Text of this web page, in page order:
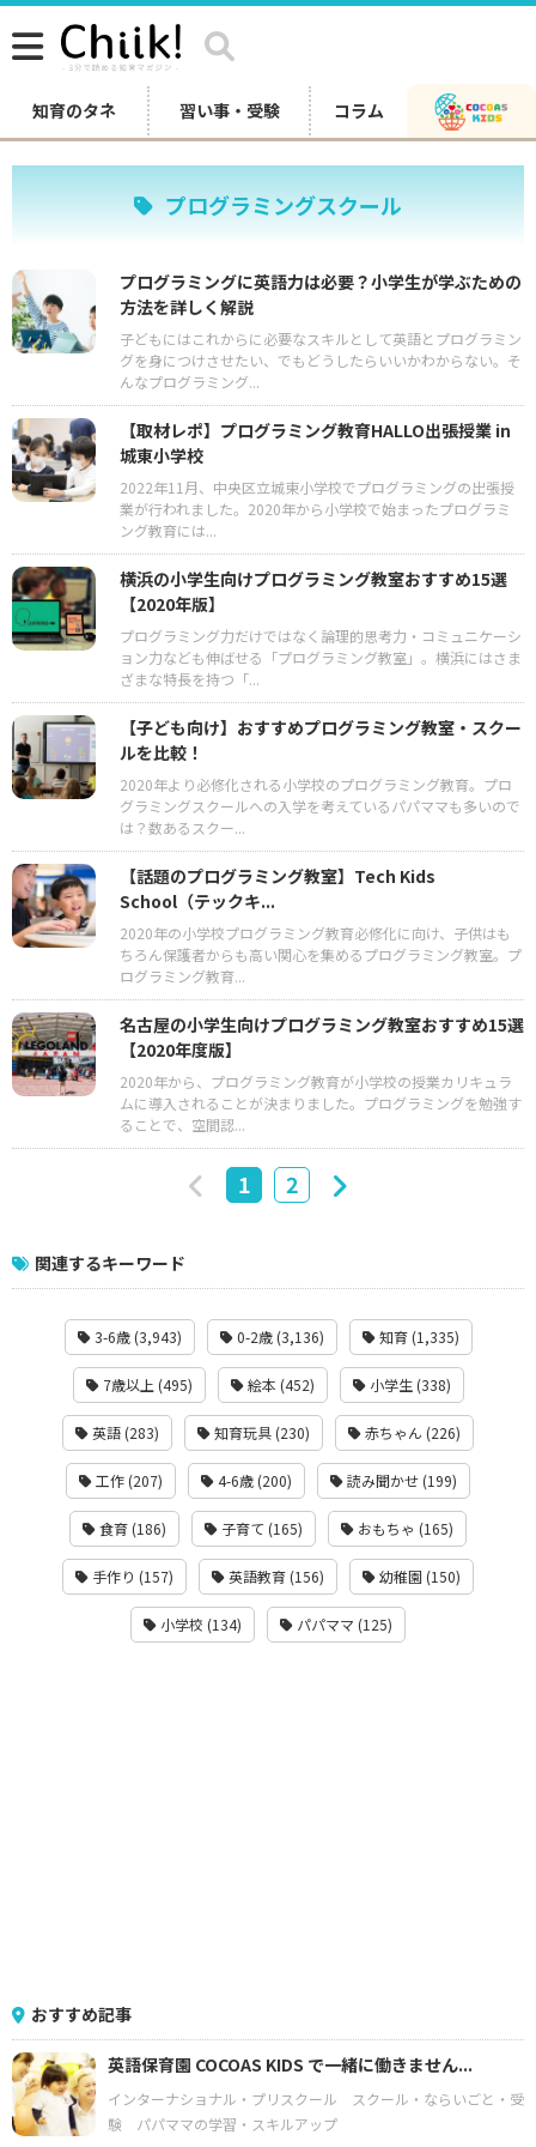
知育のタネ 習い事・受験 コラム
プログラミングスクール
プログラミングに英語力は必要？小学生が学ぶための
方法を詳しく解説
子どもにはこれからに必要なスキルとして英語とプログラミン
グを身につけさせたい、でもどうしたらいいかわからない。そ
んなプログラミング...
【取材レポ】プログラミング教育HALLO出張授業 in
城東小学校
2022年11月、中央区立城東小学校でプログラミングの出張授
業が行われました。2020年から小学校で始まったプログラミ
ング教育には...
横浜の小学生向けプログラミング教室おすすめ15選
【2020年版】
プログラミング力だけではなく論理的思考力・コミュニケーシ
ョン力なども伸ばせる「プログラミング教室」。横浜にはさま
ざまな特長を持つ「...
【子ども向け】おすすめプログラミング教室・スクー
ルを比較！
2020年より必修化される小学校のプログラミング教育。プロ
グラミングスクールへの入学を考えているパパママも多いので
は？数あるスクー...
【話題のプログラミング教室】Tech Kids
School（テックキ...
2020年の小学校プログラミング教育必修化に向け、子供はも
ちろん保護者からも高い関心を集めるプログラミング教室。プ
ログラミング教育...
名古屋の小学生向けプログラミング教室おすすめ15選
【2020年度版】
2020年から、プログラミング教育が小学校の授業カリキュラ
ムに導入されることが決まりました。プログラミングを勉強す
ることで、空間認...
1 2
関連するキーワード
3-6歳 (3,943) 0-2歳 (3,136) 知育 (1,335)
7歳以上 (495) 絵本 (452) 小学生 (338)
英語 (283) 知育玩具 (230) 赤ちゃん (226)
工作 (207) 4-6歳 (200) 読み聞かせ (199)
食育 (186) 子育て (165) おもちゃ (165)
手作り (157) 英語教育 (156) 幼稚園 (150)
小学校 (134) パパママ (125)
おすすめ記事
英語保育園 COCOAS KIDS で一緒に働きません...
インターナショナル・プリスクール
スクール・ならいごと・受
験
パパママの学習・スキルアップ